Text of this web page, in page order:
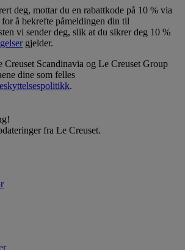
deg, mottar du en rabattkode på 10 % via
å bekrefte påmeldingen din til
vi sender deg, slik at du sikrer deg 10 %
gjelder.
Scandinavia og Le Creuset Group
dine som felles
.
fra Le Creuset.